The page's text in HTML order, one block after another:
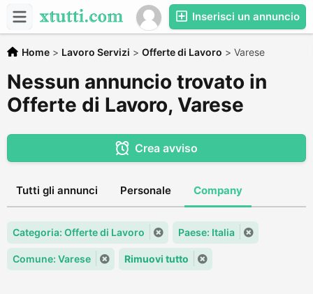
Inserisci un annuncio
Home > Lavoro Servizi > Offerte di Lavoro > Varese
Nessun annuncio trovato in
Offerte di Lavoro, Varese
Crea avviso
Tutti gli annunci Personale Company
Categoria: Offerte di Lavoro Paese: Italia
Comune: Varese Rimuovi tutto